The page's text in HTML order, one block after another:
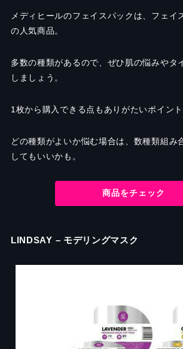
メディヒールのフェイスパックは、フェイ
の人気商品。
多数の種類があるので、ぜひ肌の悩みやタ
しましょう。
1枚から購入できる点もありがたいポイント
どの種類がよいか悩む場合は、数種類組み
してもいいかも。
商品をチェック
LINDSAY – モデリングマスク